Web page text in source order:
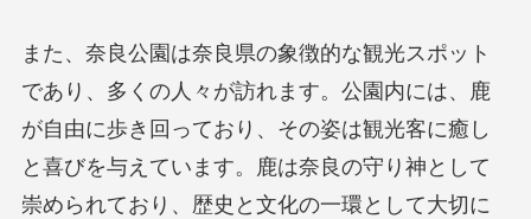
また、奈良公園は奈良県の象徴的な観光スポット
であり、多くの人々が訪れます。公園内には、鹿
が自由に歩き回っており、その姿は観光客に癒し
と喜びを与えています。鹿は奈良の守り神として
崇められており、歴史と文化の一環として大切に